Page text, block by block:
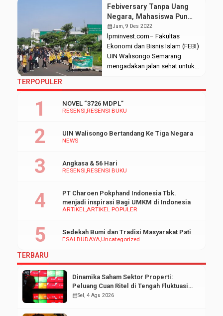
menjelaskan maksud dan tujuan
tema yang diambil yaitu sebagai
pembuka […]
dari SMA Negeri 11 Semarang
versus SMK Muhammadiyah 3
Weleri. Selain itu, terdapat final
battle supporter yang
dimeriahkan oleh empat
sekolah tepilih sejak awal
dimulainya event. Rofiki selaku
event ini […]
Febiversary Tanpa Uang
Negara, Mahasiswa Pun
Gembira
calendar_monthJum, 9 Des 2022
lpminvest.com– Fakultas
Ekonomi dan Bisnis Islam (FEBI)
UIN Walisongo Semarang
mengadakan jalan sehat untuk
Kegiatan ini dilaksanakan pada
sejumlah Dekan, civitas
gedung M dengan sambutan
TERPOPULER
RESENSI RESENSI BUKU
NOVEL “3726 MDPL”
NEWS
UIN Walisongo Bertandang Ke Tiga Negara
RESENSI RESENSI BUKU
Angkasa & 56 Hari
ARTIKELARTIKEL POPULER
PT Charoen Pokphand Indonesia Tbk.
menjadi inspirasi Bagi UMKM di Indonesia
ESAI BUDAYAUncategorized
Sedekah Bumi dan Tradisi Masyarakat Pati
TERBARU
Dinamika Saham Sektor Properti:
Peluang Cuan Ritel di Tengah Fluktuasi
Pasar Modal
calendar_monthSel, 4 Agu 2026